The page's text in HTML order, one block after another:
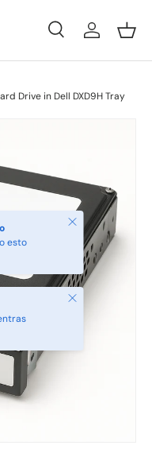
BuscarIniciar
Drive in Dell DXD9H Tray
esto
Cerrar
Cerrar